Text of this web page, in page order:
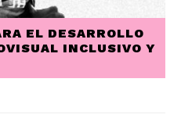
EL DESARROLLO
INCLUSIVO Y